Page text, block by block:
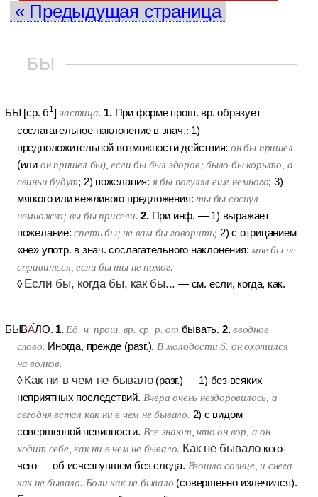
« Предыдущая страница
БЫ
БЫ [ср. б1 ]частица. 1. При форме прош. вр. образует
сослагательное наклонение в знач.: 1)
предположительной возможности действия: он бы пришел
(или он пришел бы), если бы был здоров; было бы корыто, а
свиньи будут; 2) пожелания: я бы погулял еще немного; 3)
мягкого или вежливого предложения: ты бы соснул
немножко; вы бы присели. 2. При инф. — 1) выражает
пожелание: спеть бы; не вам бы говорить; 2) с отрицанием
«не» употр. в знач. сослагательного наклонения: мне бы не
справиться, если бы ты не помог.
◊Если бы, когда бы, как бы... — см. если, когда, как.
БЫВАЛО. 1. Ед. ч. прош. вр. ср. р. от бывать. 2. вводное
слово. Иногда, прежде (разг.). В молодости б. он охотился
на волков.
◊Как ни в чем не бывало(разг.) — 1) без всяких
неприятных последствий. Вчера очень нездоровилось, а
сегодня встал как ни в чем не бывало. 2) с видом
совершенной невинности. Все знают, что он вор, а он
ходит себе, как ни в чем не бывало. Как не бывало кого-
чего — об исчезнувшем без следа. Взошло солнце, и снега
как не бывало. Боли как не бывало (совершенно излечился).